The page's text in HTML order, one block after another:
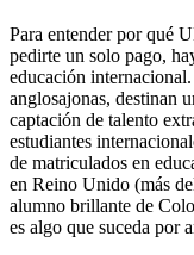
Para entender por qué
pedirte un solo pago,
educación
anglosajonas, destinan
captación de talento
estudiantes
de matriculados en
en Reino Unido (más
alumno brillante de
es algo que suceda por